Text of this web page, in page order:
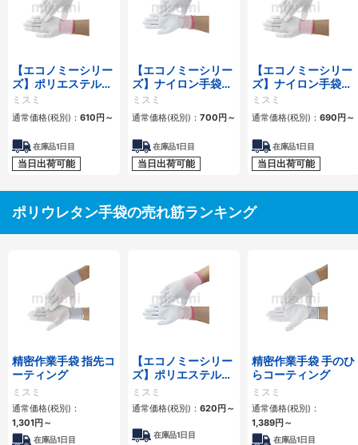
【エコノミーシリー
ズ】ポリエステル手
袋（指先PUコーテ
ィング）
ミスミ
通常価格(税別)： 610円 ～
在庫品1日目
当日出荷可能
【エコノミーシリー
ズ】ナイロン手袋
（手のひらPUコー
ティング）
ミスミ
通常価格(税別)： 700円 ～
在庫品1日目
当日出荷可能
【エコノミーシリー
ズ】ナイロン手袋
（指先PUコーティ
ング）
ミスミ
通常価格(税別)： 690円 ～
在庫品1日目
当日出荷可能
ポリウレタン手袋の売れ筋ランキング
精密作業手袋 指先コ
ーティング
ミスミ
通常価格(税別)：
1,301円 ～
在庫品1日目
【エコノミーシリー
ズ】ポリエステル手
袋（手のひらPUコ
ーティング）
ミスミ
通常価格(税別)： 620円 ～
在庫品1日目
精密作業手袋 手のひ
らコーティング
ミスミ
通常価格(税別)：
1,389円 ～
在庫品1日目